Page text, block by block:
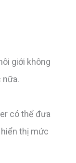
giới không
nữa.
có thể đưa
thị mức